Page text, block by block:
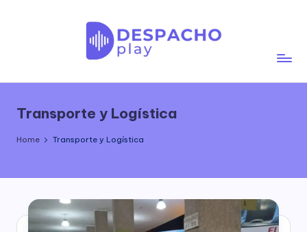
s
p
h
Transporte y Logística
Home Transporte y Logística